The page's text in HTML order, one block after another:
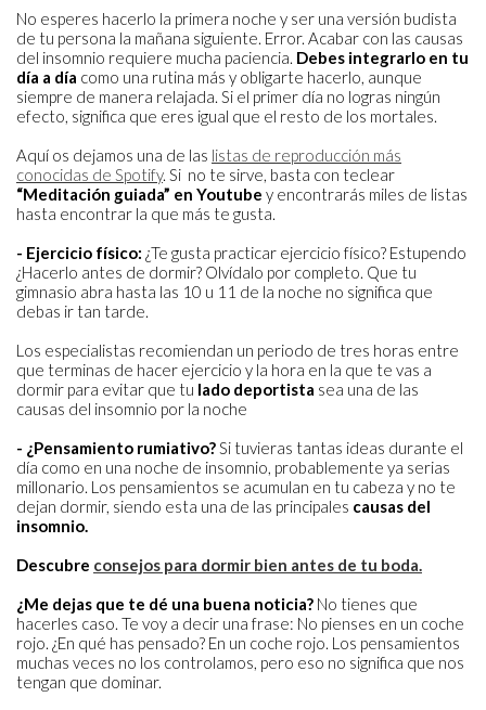
No esperes hacerlo la primera noche y ser una versión budista
de tu persona la mañana siguiente. Error. Acabar con las causas
del insomnio requiere mucha paciencia. Debes integrarlo en tu
día a día como una rutina más y obligarte hacerlo, aunque
siempre de manera relajada. Si el primer día no logras ningún
efecto, significa que eres igual que el resto de los mortales.
Aquí os dejamos una de las listas de reproducción más
conocidas de Spotify. Si no te sirve, basta con teclear
“Meditación guiada” en Youtube y encontrarás miles de listas
hasta encontrar la que más te gusta.
- Ejercicio físico: ¿Te gusta practicar ejercicio físico? Estupendo
¿Hacerlo antes de dormir? Olvídalo por completo. Que tu
gimnasio abra hasta las 10 u 11 de la noche no significa que
debas ir tan tarde.
Los especialistas recomiendan un periodo de tres horas entre
que terminas de hacer ejercicio y la hora en la que te vas a
dormir para evitar que tu lado deportista sea una de las
causas del insomnio por la noche
- ¿Pensamiento rumiativo?Si tuvieras tantas ideas durante el
día como en una noche de insomnio, probablemente ya serias
millonario. Los pensamientos se acumulan en tu cabeza y no te
dejan dormir, siendo esta una de las principales causas del
insomnio.
Descubre consejos para dormir bien antes de tu boda.
¿Me dejas que te dé una buena noticia? No tienes que
hacerles caso. Te voy a decir una frase: No pienses en un coche
rojo. ¿En qué has pensado? En un coche rojo. Los pensamientos
muchas veces no los controlamos, pero eso no significa que nos
tengan que dominar.